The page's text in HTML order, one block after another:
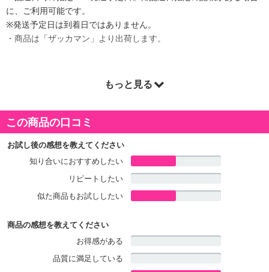
に、ご利用可能です。
※発送予定日は到着日ではありません。
・商品は「ザッカマン」より出荷します。
もっと見る
この商品の口コミ
お試し後の感想を教えてください
知り合いにおすすめしたい
リピートしたい
似た商品もお試ししたい
商品の感想を教えてください
お得感がある
品質に満足している